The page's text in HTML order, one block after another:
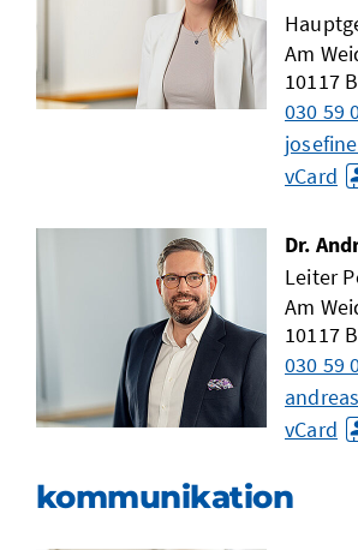
Am
10117
030 59
vCard
Dr.
Leiter
Am
10117
030 59
vCard
kommunikation